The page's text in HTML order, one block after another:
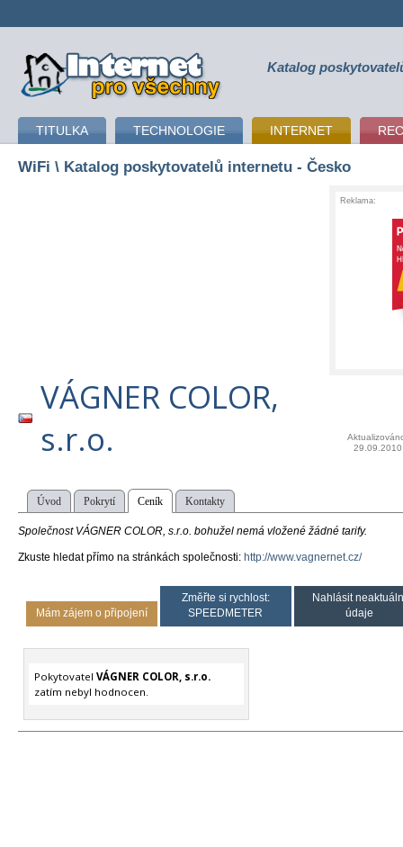
připojení k internetu Katalog
TITULKA TECHNOLOGIE INTERNET
WiFi \ Katalog poskytovatelů internetu - Česko
Reklama:
VÁGNER COLOR,
s.r.o.
29.09.2010
Úvod Pokrytí Ceník Kontakty
Společnost VÁGNER COLOR, s.r.o. bohužel nemá vložené žádné tarify.
Zkuste hledat přímo na stránkách společnosti: http://www.vagnernet.cz/
Mám zájem o připojení
Změřte si rychlost:
SPEEDMETER
Nahlásit
údaje
Pokytovatel VÁGNER COLOR, s.r.o.
zatím nebyl hodnocen.